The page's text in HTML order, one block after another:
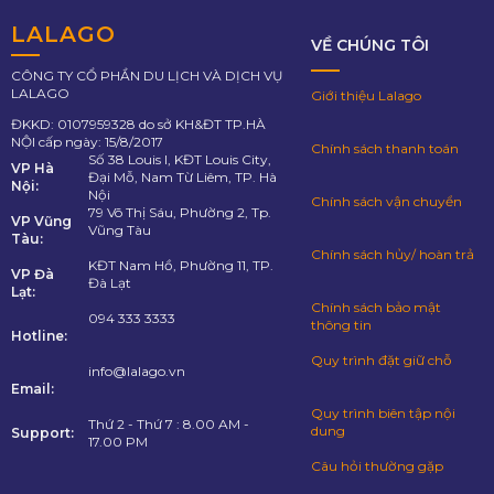
LALAGO
CÔNG TY CỔ PHẦN DU LỊCH VÀ DỊCH VỤ
LALAGO
ĐKKD: 0107959328 do sở KH&ĐT TP.HÀ
NỘI cấp ngày: 15/8/2017
VP Hà
Nội:
Số 38 Louis I, KĐT Louis City,
Đại Mỗ, Nam Từ Liêm, TP. Hà
Nội
VP Vũng
Tàu:
79 Võ Thị Sáu, Phường 2, Tp.
Vũng Tàu
VP Đà
Lạt:
KĐT Nam Hồ, Phường 11, TP.
Đà Lạt
Hotline:
094 333 3333
Email:
info@lalago.vn
Support:
Thứ 2 - Thứ 7 : 8.00 AM -
17.00 PM
VỀ CHÚNG TÔI
Giới thiệu Lalago
Chính sách thanh toán
Chính sách vận chuyển
Chính sách hủy/ hoàn trả
Chính sách bảo mật
thông tin
Quy trình đặt giữ chỗ
Quy trình biên tập nội
dung
Câu hỏi thường gặp